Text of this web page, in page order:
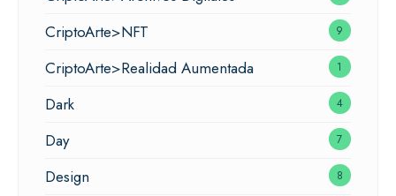
CriptoArte>NFT 9
CriptoArte>Realidad Aumentada 1
Dark 4
Day 7
Design 8